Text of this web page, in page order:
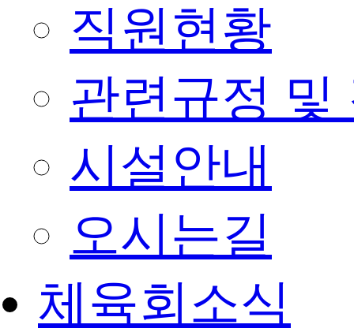
직원현황
관련규정 및
시설안내
오시는길
체육회소식